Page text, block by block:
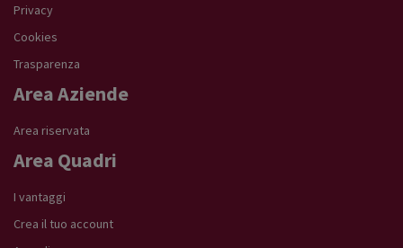
Privacy
Cookies
Trasparenza
Area Aziende
Area riservata
Area Quadri
I vantaggi
Crea il tuo account